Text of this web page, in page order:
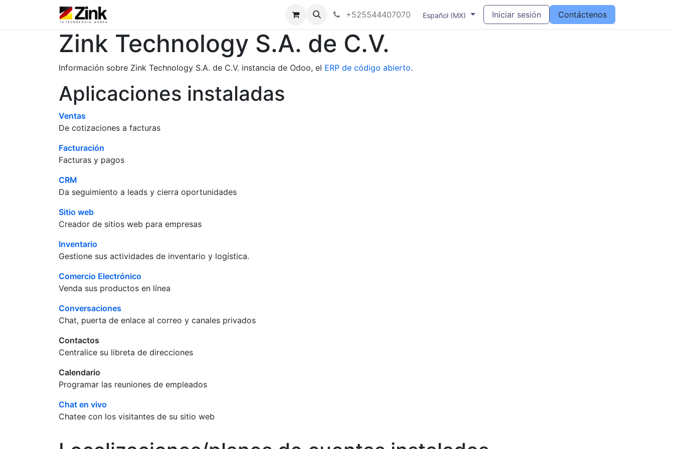
+525544407070 Español (MX) Iniciar sesión Contáctenos
Zink Technology S.A. de C.V.
Información sobre Zink Technology S.A. de C.V. instancia de Odoo, el ERP de código abierto.
Aplicaciones instaladas
Ventas
De cotizaciones a facturas
Facturación
Facturas y pagos
CRM
Da seguimiento a leads y cierra oportunidades
Sitio web
Creador de sitios web para empresas
Inventario
Gestione sus actividades de inventario y logística.
Comercio Electrónico
Venda sus productos en línea
Conversaciones
Chat, puerta de enlace al correo y canales privados
Contactos
Centralice su libreta de direcciones
Calendario
Programar las reuniones de empleados
Chat en vivo
Chatee con los visitantes de su sitio web